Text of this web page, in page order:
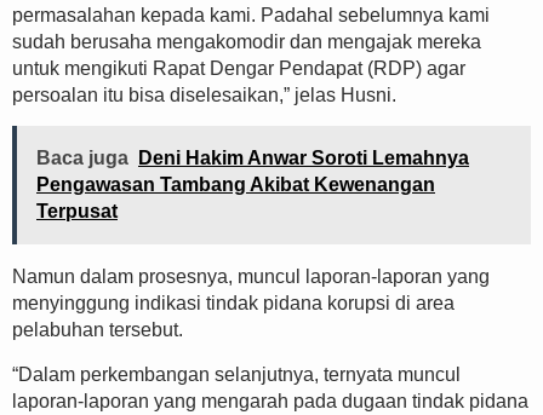
permasalahan kepada kami. Padahal sebelumnya kami
sudah berusaha mengakomodir dan mengajak mereka
untuk mengikuti Rapat Dengar Pendapat (RDP) agar
persoalan itu bisa diselesaikan,” jelas Husni.
Baca juga
Deni Hakim Anwar Soroti Lemahnya
Pengawasan Tambang Akibat Kewenangan
Terpusat
Namun dalam prosesnya, muncul laporan-laporan yang
menyinggung indikasi tindak pidana korupsi di area
pelabuhan tersebut.
“Dalam perkembangan selanjutnya, ternyata muncul
laporan-laporan yang mengarah pada dugaan tindak pidana